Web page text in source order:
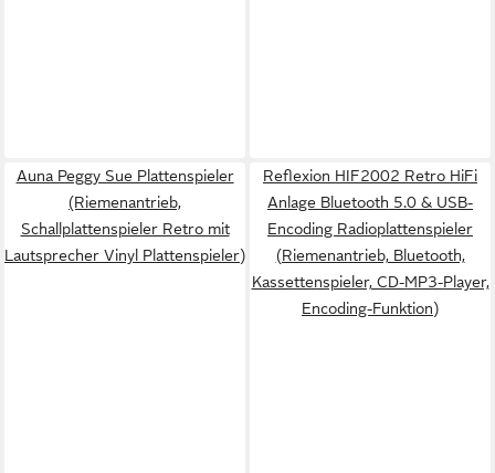
Auna Peggy Sue Plattenspieler
(Riemenantrieb,
Schallplattenspieler Retro mit
Lautsprecher Vinyl Plattenspieler)
Reflexion HIF2002 Retro HiFi
Anlage Bluetooth 5.0 & USB-
Encoding Radioplattenspieler
(Riemenantrieb, Bluetooth,
Kassettenspieler, CD-MP3-Player,
Encoding-Funktion)